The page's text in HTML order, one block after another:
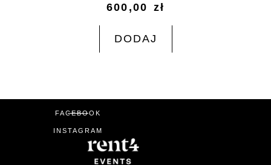
600,00 zł
DODAJ
FACEBOOK
INSTAGRAM